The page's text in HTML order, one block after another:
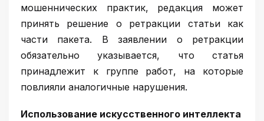
мошеннических практик, редакция может
принять решение о ретракции статьи как
части пакета. В заявлении о ретракции
обязательно указывается, что статья
принадлежит к группе работ, на которые
повлияли аналогичные нарушения.
Использование искусственного интеллекта